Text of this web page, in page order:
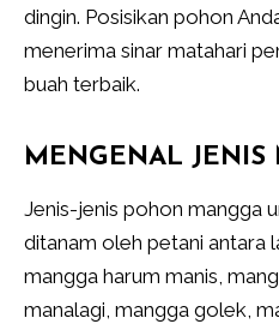
dingin. Posisikan pohon
menerima sinar matahari
buah terbaik.
MENGENAL JENIS
Jenis-jenis pohon mangga
ditanam oleh petani antara
mangga harum manis,
manalagi, mangga golek,